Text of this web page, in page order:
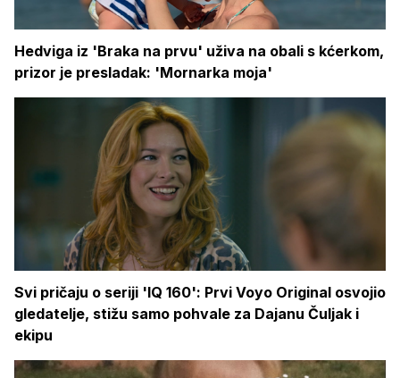
Hedviga iz 'Braka na prvu' uživa na obali s kćerkom,
prizor je presladak: 'Mornarka moja'
Svi pričaju o seriji 'IQ 160': Prvi Voyo Original osvojio
gledatelje, stižu samo pohvale za Dajanu Čuljak i
ekipu